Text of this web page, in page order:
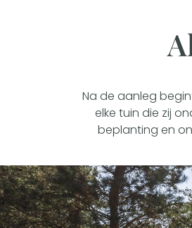
Na de aanleg
elke tuin die zij
beplanting en